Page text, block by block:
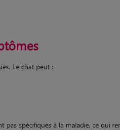
Le chat peut :
spécifiques à la maladie, ce qui